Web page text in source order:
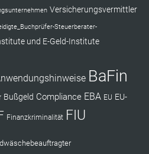
Versicherungsvermittler
Steuerberater-
und E-Geld-Institute
BaFin
Bußgeld Compliance EBA EU EU-
Finanzkriminalität FIU